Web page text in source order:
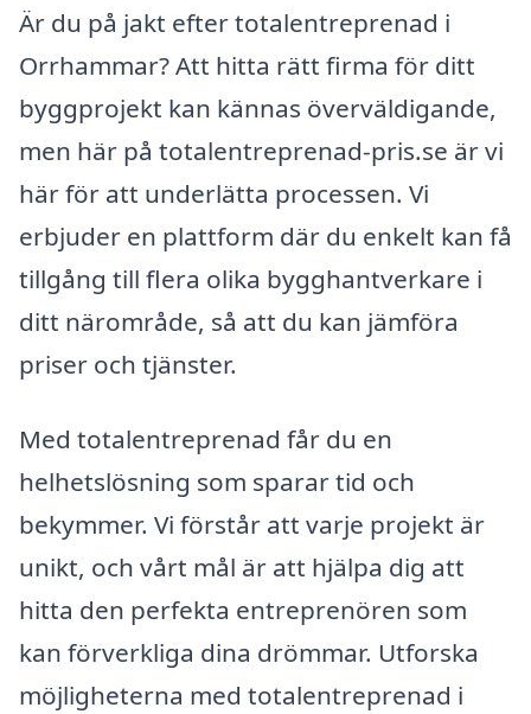
Är du på jakt efter totalentreprenad i
Orrhammar? Att hitta rätt firma för ditt
byggprojekt kan kännas överväldigande,
men här på totalentreprenad-pris.se är vi
här för att underlätta processen. Vi
erbjuder en plattform där du enkelt kan få
tillgång till flera olika bygghantverkare i
ditt närområde, så att du kan jämföra
priser och tjänster.
Med totalentreprenad får du en
helhetslösning som sparar tid och
bekymmer. Vi förstår att varje projekt är
unikt, och vårt mål är att hjälpa dig att
hitta den perfekta entreprenören som
kan förverkliga dina drömmar. Utforska
möjligheterna med totalentreprenad i